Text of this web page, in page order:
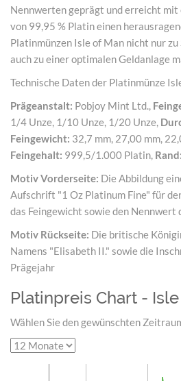
Nennwerten geprägt und erreicht
von 99,95 % Platin einen
Platinmünzen Isle of Man nicht nur
auch zu einer optimalen Geldanlage
Technische Daten der Platinmünze
Prägeanstalt: Pobjoy Mint Ltd.,
1/4 Unze, 1/10 Unze, 1/20 Unze,
Feingewicht: 32,7 mm, 27,00 mm,
Feingehalt: 999,5/1.000 Platin, Rand:
Motiv Vorderseite: Die Abbildung
Aufschrift "1 Oz Platinum Fine" für
das Feingewicht sowie den Nennwert
Motiv Rückseite: Die britische
Namens "Elisabeth II." sowie die
Prägejahr
Platinpreis Chart -
Wählen Sie den gewünschten